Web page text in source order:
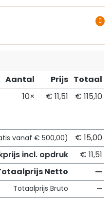
Aantal Prijs Totaal
10× € 11,51 € 115,10
vanaf € 500,00)
€ 15,00
incl. opdruk
€ 11,51
Netto
—
Totaalprijs Bruto —